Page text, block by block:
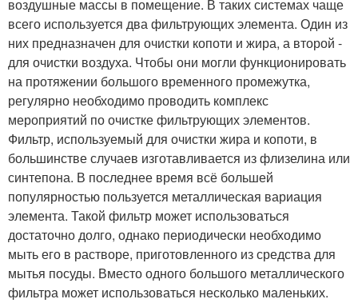
воздушные массы в помещение. В таких системах чаще
всего используется два фильтрующих элемента. Один из
них предназначен для очистки копоти и жира, а второй -
для очистки воздуха. Чтобы они могли функционировать
на протяжении большого временного промежутка,
регулярно необходимо проводить комплекс
мероприятий по очистке фильтрующих элементов.
Фильтр, используемый для очистки жира и копоти, в
большинстве случаев изготавливается из флизелина или
синтепона. В последнее время всё большей
популярностью пользуется металлическая вариация
элемента. Такой фильтр может использоваться
достаточно долго, однако периодически необходимо
мыть его в растворе, приготовленного из средства для
мытья посуды. Вместо одного большого металлического
фильтра может использоваться несколько маленьких.